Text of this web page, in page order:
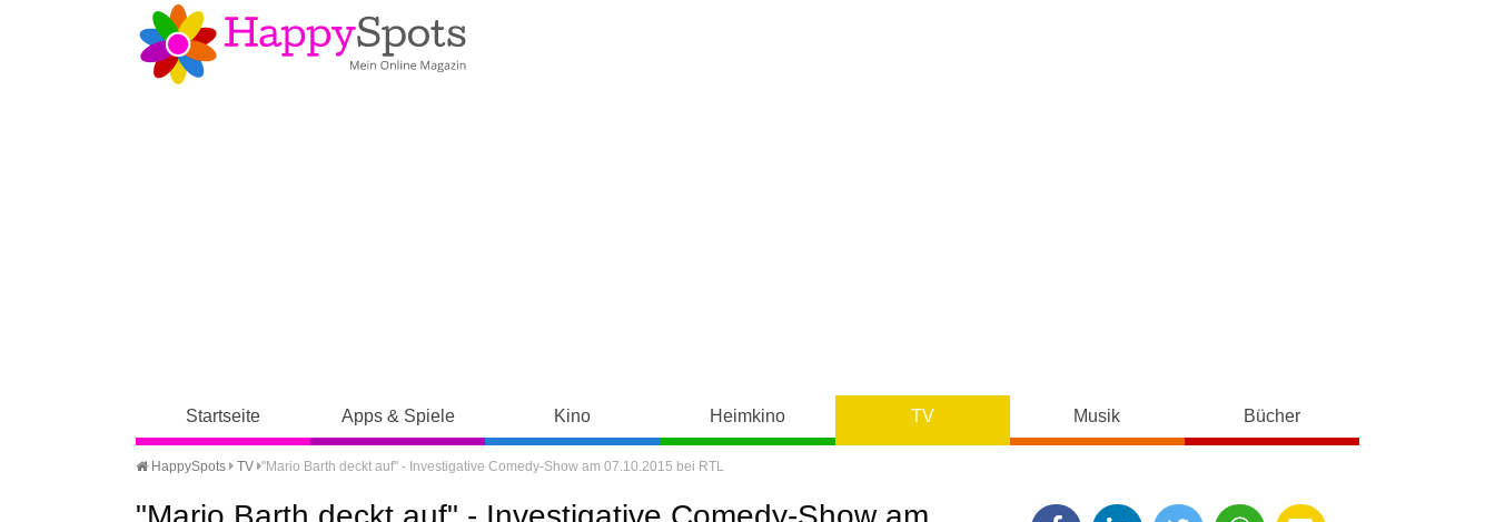
Startseite Apps & Spiele Kino Heimkino TV Musik Bücher
HappySpots TV "Mario Barth deckt auf" - Investigative Comedy-Show am 07.10.2015 bei RTL